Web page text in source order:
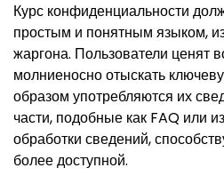
Курс конфиденциальности
простым и понятным языком,
жаргона. Пользователи ценят
молниеносно отыскать
образом употребляются их
части, подобные как FAQ или
обработки сведений,
более доступной.